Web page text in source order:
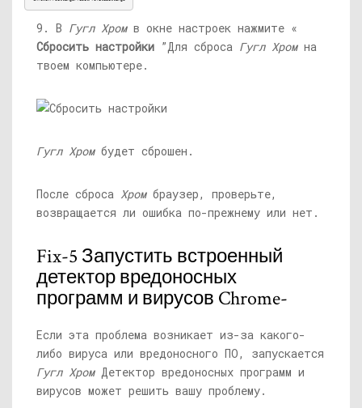
9. В Гугл Хромв окне настроек нажмите «
Сбросить настройки ”Для сброса Гугл Хромна
твоем компьютере.
Гугл Хромбудет сброшен.
После сброса Хромбраузер, проверьте,
возвращается ли ошибка по-прежнему или нет.
Fix-5 Запустить встроенный
детектор вредоносных
программ и вирусов Chrome-
Если эта проблема возникает из-за какого-
либо вируса или вредоносного ПО, запускается
Гугл ХромДетектор вредоносных программ и
вирусов может решить вашу проблему.